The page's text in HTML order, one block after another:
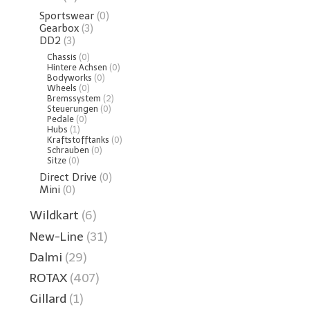
Sportswear (0)
Gearbox (3)
DD2 (3)
Chassis (0)
Hintere Achsen (0)
Bodyworks (0)
Wheels (0)
Bremssystem (2)
Steuerungen (0)
Pedale (0)
Hubs (1)
Kraftstofftanks (0)
Schrauben (0)
Sitze (0)
Direct Drive (0)
Mini (0)
Wildkart (6)
New-Line (31)
Dalmi (29)
ROTAX (407)
Gillard (1)